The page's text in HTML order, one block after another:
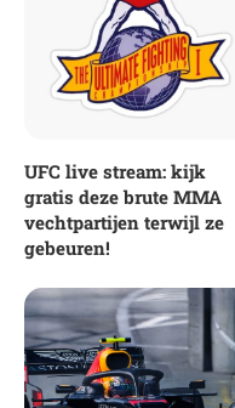
UFC live stream: kijk
gratis deze brute MMA
vechtpartijen terwijl ze
gebeuren!